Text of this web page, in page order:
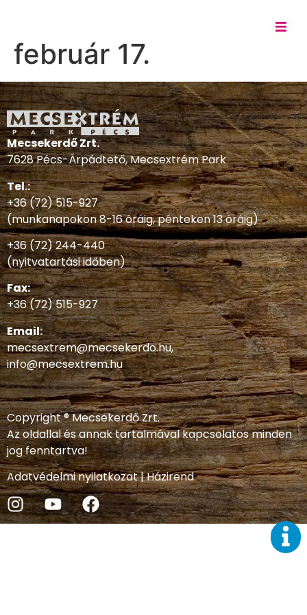
február 17.
Mecsekerdő Zrt.
7628 Pécs-Árpádtető, Mecsextrém Park
Tel.:
+36 (72) 515-927
(munkanapokon 8-16 óráig, pénteken 13 óráig)
+36 (72) 244-440
(nyitvatartási időben)
Fax:
+36 (72) 515-927
Email:
mecsextrem@mecsekerdo.hu,
info@mecsextrem.hu
Copyright ® Mecsekerdő Zrt.
Az oldallal és annak tartalmával kapcsolatos minden
jog fenntartva!
Adatvédelmi nyilatkozat|Házirend